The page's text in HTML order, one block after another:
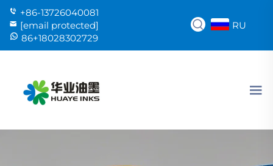
+86-13726040081
[email protected]
86+18028302729
RU